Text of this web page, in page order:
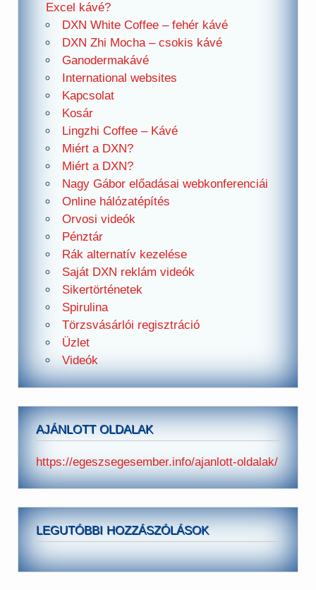
Excel kávé?
DXN White Coffee – fehér kávé
DXN Zhi Mocha – csokis kávé
Ganodermakávé
International websites
Kapcsolat
Kosár
Lingzhi Coffee – Kávé
Miért a DXN?
Miért a DXN?
Nagy Gábor előadásai webkonferenciái
Online hálózatépítés
Orvosi videók
Pénztár
Rák alternatív kezelése
Saját DXN reklám videók
Sikertörténetek
Spirulina
Törzsvásárlói regisztráció
Üzlet
Videók
AJÁNLOTT OLDALAK
https://egeszsegesember.info/ajanlott-oldalak/
LEGUTÓBBI HOZZÁSZÓLÁSOK